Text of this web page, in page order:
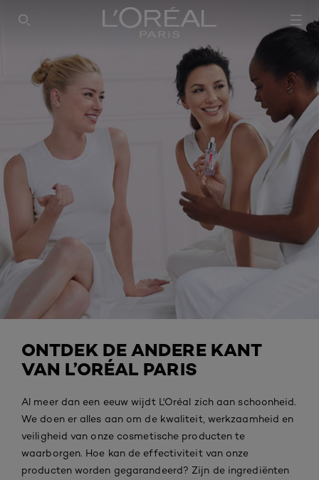
SEARCH THIS SITE
ONTDEK DE ANDERE KANT
VAN L’ORÉAL PARIS
Al meer dan een eeuw wijdt L'Oréal zich aan schoonheid.
We doen er alles aan om de kwaliteit, werkzaamheid en
veiligheid van onze cosmetische producten te
waarborgen. Hoe kan de effectiviteit van onze
producten worden gegarandeerd? Zijn de ingrediënten